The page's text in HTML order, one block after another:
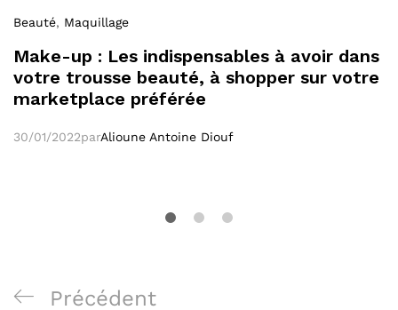
Beauté, Maquillage
Make-up : Les indispensables à avoir dans
votre trousse beauté, à shopper sur votre
marketplace préférée
30/01/2022parAlioune Antoine Diouf
Navigation
PostePrécédent